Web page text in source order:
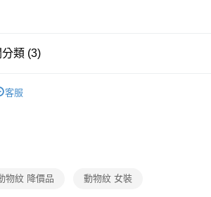
先享後付」結帳流程】
費通知簡訊後14天內，點擊此簡訊中的連結，可透過四
的店家。未經商家同意取消之訂單仍視為有效，需透過
恩沛科技股份有限公司提供之「AFTEE先享後付」服務
類 (3)
客服
物紋 降價品 動物紋 女裝